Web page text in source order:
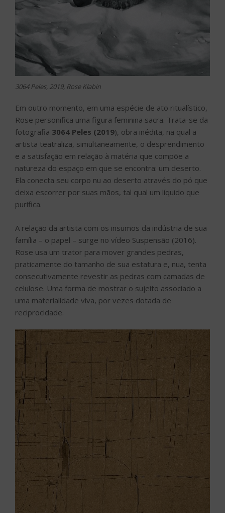
3064 Peles, 2019, Rose Klabin
Em outro momento, em uma espécie de ato ritualístico,
Rose personifica uma figura feminina sacra. Trata-se da
fotografia 3064 Peles (2019), obra inédita, na qual a
artista teatraliza, simultaneamente, o desprendimento
e a satisfação em relação à matéria que compõe a
natureza do espaço em que se encontra: um deserto.
Ela conecta seu corpo nu ao deserto através do pó que
deixa escorrer por suas mãos, tal qual um líquido que
purifica.
A relação da artista com os insumos da indústria de sua
família – o papel – surge no vídeo Suspensão (2016).
Rose usa um trator para mover grandes pedras,
praticamente do tamanho de sua estatura e, nua, tenta
consecutivamente revestir as pedras com camadas de
celulose. Uma forma de mostrar o sujeito associado a
uma materialidade viva, por vezes dotada de
reciprocidade.